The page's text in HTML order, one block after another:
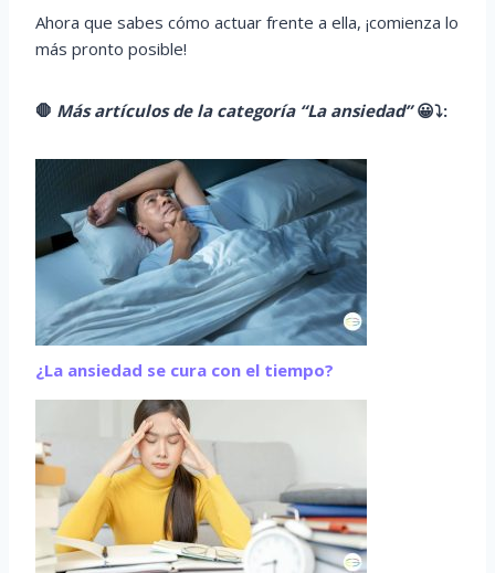
Ahora que sabes cómo actuar frente a ella, ¡comienza lo
más pronto posible!
🛑 Más artículos de la categoría “La ansiedad”😀⤵️:
¿La ansiedad se cura con el tiempo?